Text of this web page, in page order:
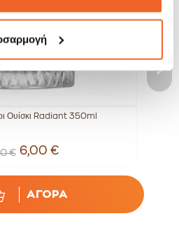
Ουίσκι Radiant 350ml
€ 6,00 €
ΑΓΟΡΑ